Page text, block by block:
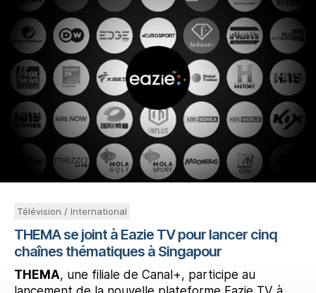
Télévision / International
THEMA se joint à Eazie TV pour lancer cinq
chaînes thématiques à Singapour
THEMA, une filiale de Canal+, participe au